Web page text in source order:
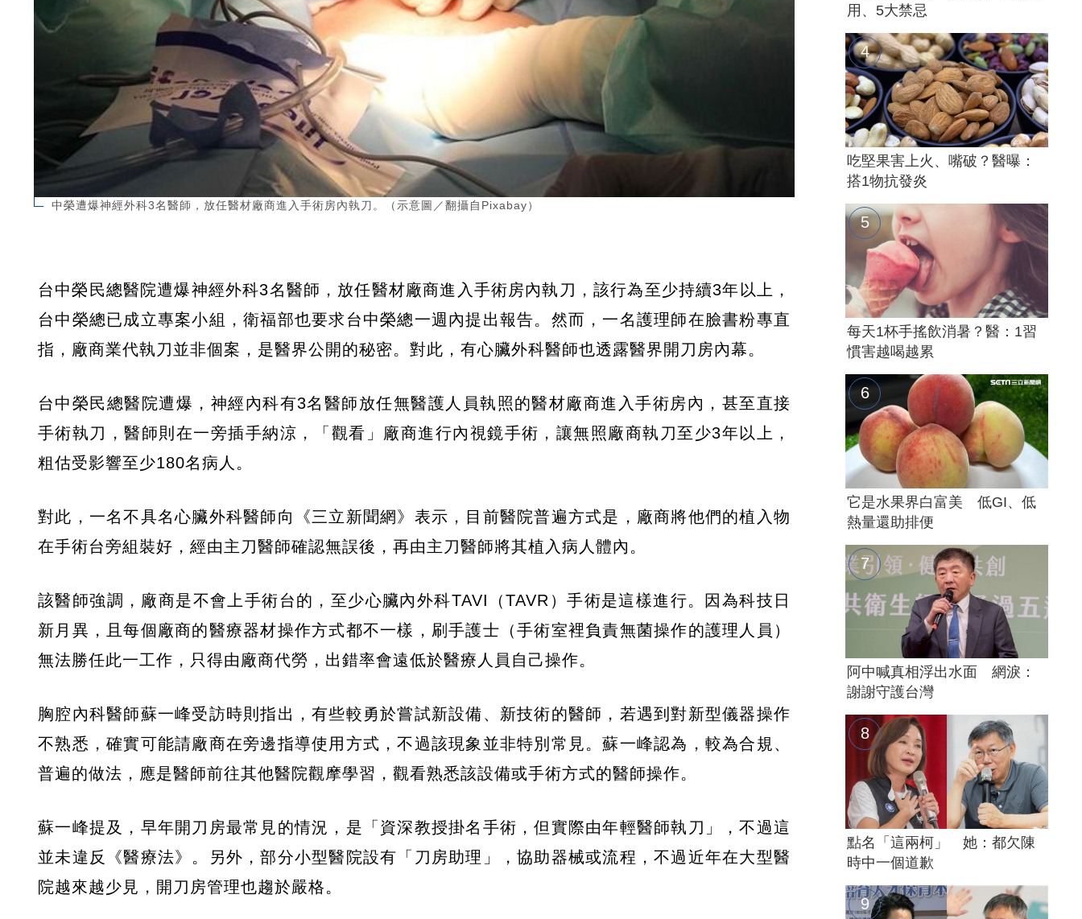
中榮遭爆神經外科3名醫師，放任醫材廠商進入手術房內執刀。（示意圖／翻攝自Pixabay）
台中榮民總醫院遭爆神經外科3名醫師，放任醫材廠商進入手術房內執刀，該行為至少持續3年以上，
台中榮總已成立專案小組，衛福部也要求台中榮總一週內提出報告。然而，一名護理師在臉書粉專直
指，廠商業代執刀並非個案，是醫界公開的秘密。對此，有心臟外科醫師也透露醫界開刀房內幕。
台中榮民總醫院遭爆，神經內科有3名醫師放任無醫護人員執照的醫材廠商進入手術房內，甚至直接
手術執刀，醫師則在一旁插手納涼，「觀看」廠商進行內視鏡手術，讓無照廠商執刀至少3年以上，
粗估受影響至少180名病人。
對此，一名不具名心臟外科醫師向《三立新聞網》表示，目前醫院普遍方式是，廠商將他們的植入物
在手術台旁組裝好，經由主刀醫師確認無誤後，再由主刀醫師將其植入病人體內。
該醫師強調，廠商是不會上手術台的，至少心臟內外科TAVI（TAVR）手術是這樣進行。因為科技日
新月異，且每個廠商的醫療器材操作方式都不一樣，刷手護士（手術室裡負責無菌操作的護理人員）
無法勝任此一工作，只得由廠商代勞，出錯率會遠低於醫療人員自己操作。
胸腔內科醫師蘇一峰受訪時則指出，有些較勇於嘗試新設備、新技術的醫師，若遇到對新型儀器操作
不熟悉，確實可能請廠商在旁邊指導使用方式，不過該現象並非特別常見。蘇一峰認為，較為合規、
普遍的做法，應是醫師前往其他醫院觀摩學習，觀看熟悉該設備或手術方式的醫師操作。
蘇一峰提及，早年開刀房最常見的情況，是「資深教授掛名手術，但實際由年輕醫師執刀」，不過這
並未違反《醫療法》。另外，部分小型醫院設有「刀房助理」，協助器械或流程，不過近年在大型醫
院越來越少見，開刀房管理也趨於嚴格。
用、5大禁忌
吃堅果害上火、嘴破？醫曝：
搭1物抗發炎
每天1杯手搖飲消暑？醫：1習
慣害越喝越累
它是水果界白富美 低GI、低
熱量還助排便
阿中喊真相浮出水面 網淚：
謝謝守護台灣
點名「這兩柯」 她：都欠陳
時中一個道歉